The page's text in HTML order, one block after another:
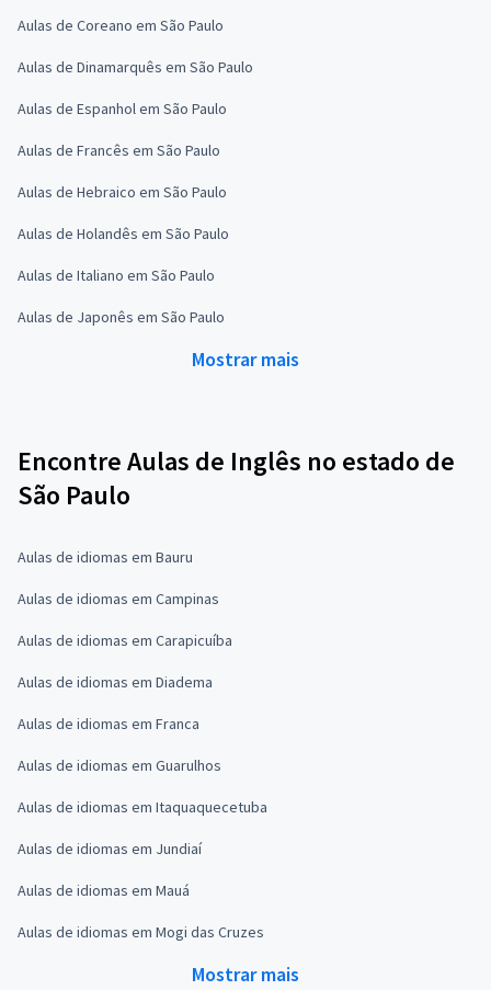
Aulas de Coreano em São Paulo
Aulas de Dinamarquês em São Paulo
Aulas de Espanhol em São Paulo
Aulas de Francês em São Paulo
Aulas de Hebraico em São Paulo
Aulas de Holandês em São Paulo
Aulas de Italiano em São Paulo
Aulas de Japonês em São Paulo
Mostrar mais
Encontre Aulas de Inglês no estado de
São Paulo
Aulas de idiomas em Bauru
Aulas de idiomas em Campinas
Aulas de idiomas em Carapicuíba
Aulas de idiomas em Diadema
Aulas de idiomas em Franca
Aulas de idiomas em Guarulhos
Aulas de idiomas em Itaquaquecetuba
Aulas de idiomas em Jundiaí
Aulas de idiomas em Mauá
Aulas de idiomas em Mogi das Cruzes
Mostrar mais